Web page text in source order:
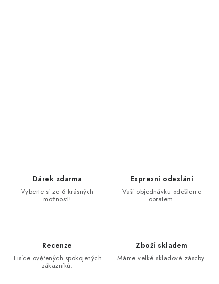
Dárek zdarma
Vyberte si ze 6 krásných
možností!
Expresní odeslání
Vaši objednávku odešleme
obratem.
Recenze
Tisíce ověřených spokojených
zákazníků.
Zboží skladem
Máme velké skladové zásoby.